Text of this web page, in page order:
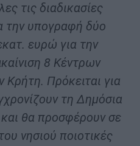
τις διαδικασίες
την υπογραφή δύο
ευρώ για την
8 Κέντρων
Κρήτη. Πρόκειται για
τη Δημόσια
θα προσφέρουν σε
νησιού ποιοτικές